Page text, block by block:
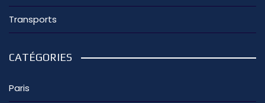
Transports
CATÉGORIES
Paris